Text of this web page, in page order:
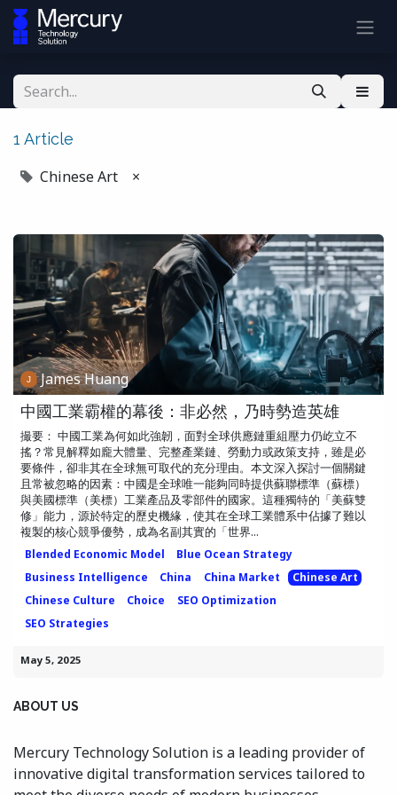
1 Article
Chinese Art ×
James Huang
中國工業霸權的幕後：非必然，乃時勢造英雄
撮要： 中國工業為何如此強韌，面對全球供應鏈重組壓力仍屹立不
搖？常見解釋如龐大體量、完整產業鏈、勞動力或政策支持，雖是必
要條件，卻非其在全球無可取代的充分理由。本文深入探討一個關鍵
且常被忽略的因素：中國是全球唯一能夠同時提供蘇聯標準（蘇標）
與美國標準（美標）工業產品及零部件的國家。這種獨特的「美蘇雙
修」能力，源於特定的歷史機緣，使其在全球工業體系中佔據了難以
複製的核心競爭優勢，成為名副其實的「世界...
Blended Economic Model
Blue Ocean Strategy
Business Intelligence
China China Market
Chinese Art
Chinese Culture
Choice
SEO Optimization
SEO Strategies
May 5, 2025
ABOUT US
Mercury Technology Solution is a leading provider of
innovative digital transformation services tailored to